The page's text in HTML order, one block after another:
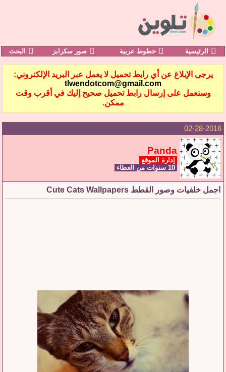
الرئيسية خطوط عربية صور سكرابز البحث
يرجى الإبلاغ عن أي رابط تحميل لا يعمل عبر البريد الإلكتروني:
tlwendotcom@gmail.com
وسنعمل على إرسال رابط تحميل صحيح إليك في أقرب وقت
ممكن.
02-28-2016
Panda
إدارة الموقع
اجمل خلفيات وصور القطط Cute Cats Wallpapers